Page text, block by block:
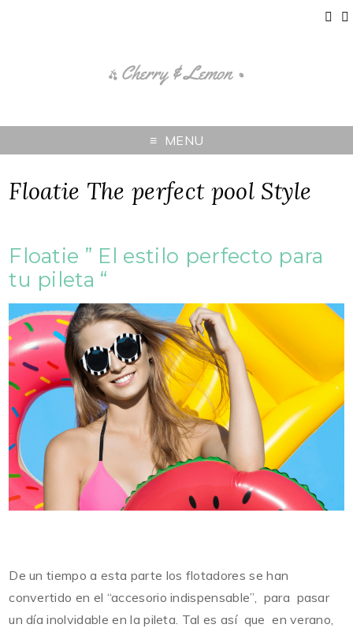
MENU
Floatie The perfect pool Style
Floatie ” El estilo perfecto para
tu pileta “
De un tiempo a esta parte los flotadores se han
convertido en el “accesorio indispensable”, para pasar
un día inolvidable en la pileta. Tal es así que en verano,